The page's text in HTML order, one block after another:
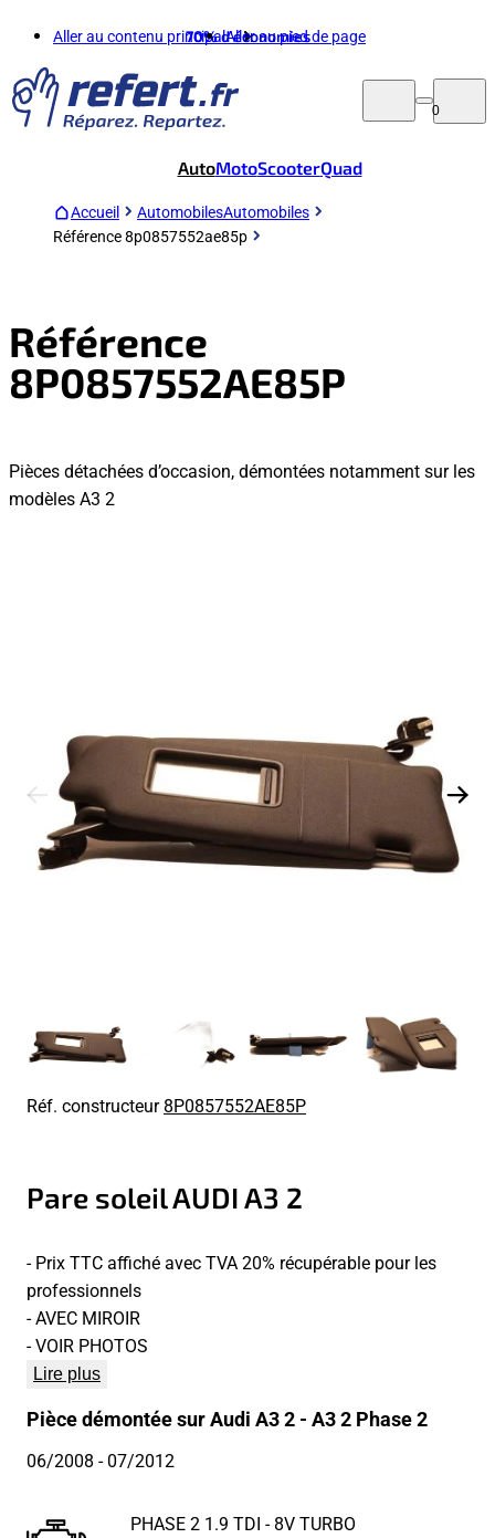
Aller au contenu principalAller au pied de page
70%d'économies
0
AutoMotoScooterQuad
Accueil AutomobilesAutomobiles
Référence 8p0857552ae85p
Référence
8P0857552AE85P
Pièces détachées d’occasion, démontées notamment sur les
modèles A3 2
Réf. constructeur8P0857552AE85P
Pare soleil AUDI A3 2
- Prix TTC affiché avec TVA 20% récupérable pour les
professionnels
- AVEC MIROIR
- VOIR PHOTOS
Lire plus
Pièce démontée sur Audi A3 2 - A3 2 Phase 2
06/2008- 07/2012
PHASE 2 1.9 TDI - 8V TURBO